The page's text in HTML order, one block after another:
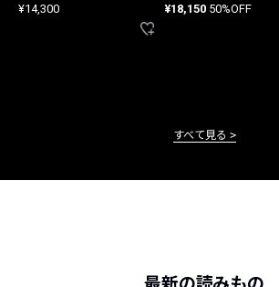
¥14,300 ¥18,150 50%OFF
すべて見る